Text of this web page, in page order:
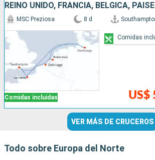
Comidas incluidas
MSC Preziosa 8 d
US$
Comidas
VER MÁS DE CRUCEROS
Todo sobre Europa del Norte